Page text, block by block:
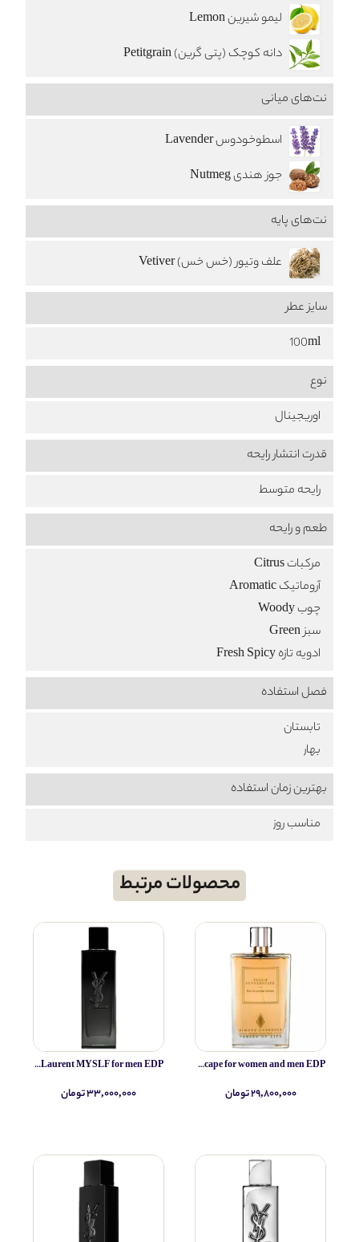
لیمو شیرین Lemon
دانه کوچک (پتی گرین) Petitgrain
نت‌های میانی
اسطوخودوس Lavender
جوز هندی Nutmeg
نت‌های پایه
علف وتیور (خس خس) Vetiver
سایز عطر
100ml
نوع
اوریجینال
قدرت انتشار رایحه
رایحه متوسط
طعم‌ و رایحه
مرکبات Citrus
آروماتیک Aromatic
چوب Woody
سبز Green
ادویه تازه Fresh Spicy
فصل استفاده
تابستان
بهار
بهترین زمان استفاده
مناسب روز
محصولات مرتبط
Simone Andreoli Tulum Junglescape for women and men EDP
۲۹,۸۰۰,۰۰۰ تومان
Yves Saint Laurent MYSLF for men EDP
۳۳,۰۰۰,۰۰۰ تومان